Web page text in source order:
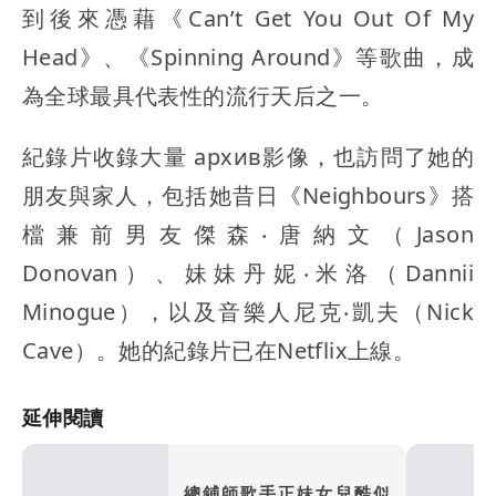
到後來憑藉《Can’t Get You Out Of My
Head》、《Spinning Around》等歌曲，成
為全球最具代表性的流行天后之一。
紀錄片收錄大量 архив影像，也訪問了她的
朋友與家人，包括她昔日《Neighbours》搭
檔兼前男友傑森‧唐納文（Jason
Donovan）、妹妹丹妮‧米洛（Dannii
Minogue），以及音樂人尼克‧凱夫（Nick
Cave）。她的紀錄片已在Netflix上線。
延伸閱讀